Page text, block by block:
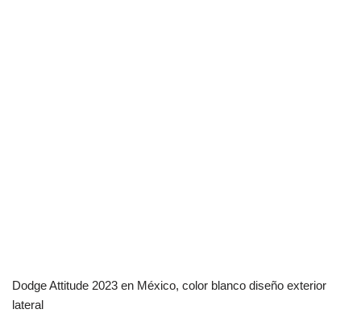
Dodge Attitude 2023 en México, color blanco diseño exterior
lateral